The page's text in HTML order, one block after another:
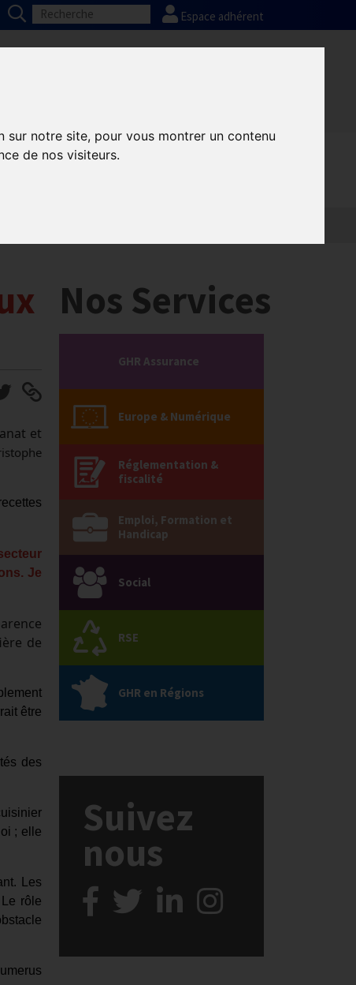
notre site, pour vous montrer un contenu
de nos visiteurs.
Espace adhérent
et
Je
de
être
des
; elle
Les
rôle
Nos Services
GHR Assurance
Europe & Numérique
Réglementation &
fiscalité
Emploi, Formation et
Handicap
Social
RSE
GHR en Régions
Suivez
nous